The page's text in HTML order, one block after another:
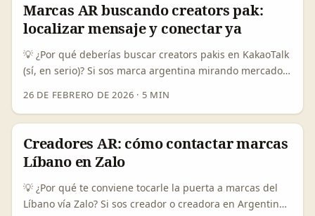
Marcas AR buscando creators pak:
localizar mensaje y conectar ya
💡 ¿Por qué deberías buscar creators pakis en KakaoTalk
(sí, en serio)? Si sos marca argentina mirando mercados
pregunta que nos ocupa: ¿cómo encontrar creators en
Al principio suena raro —KakaoTalk no es la app
dominante en Pakistán—, pero hay razones estratégicas
para explorarlo: comunidades de diáspora, grupos
nicho interesados en K-pop o comercio con Corea, y
cadenas de comunicación B2B donde KakaoTalk
26 DE FEBRERO DE 2026 · 5 MIN
Creadores AR: cómo contactar marcas
Líbano en Zalo
💡 ¿Por qué te conviene tocarle la puerta a marcas del
Líbano vía Zalo? Si sos creador o creadora en Argentina